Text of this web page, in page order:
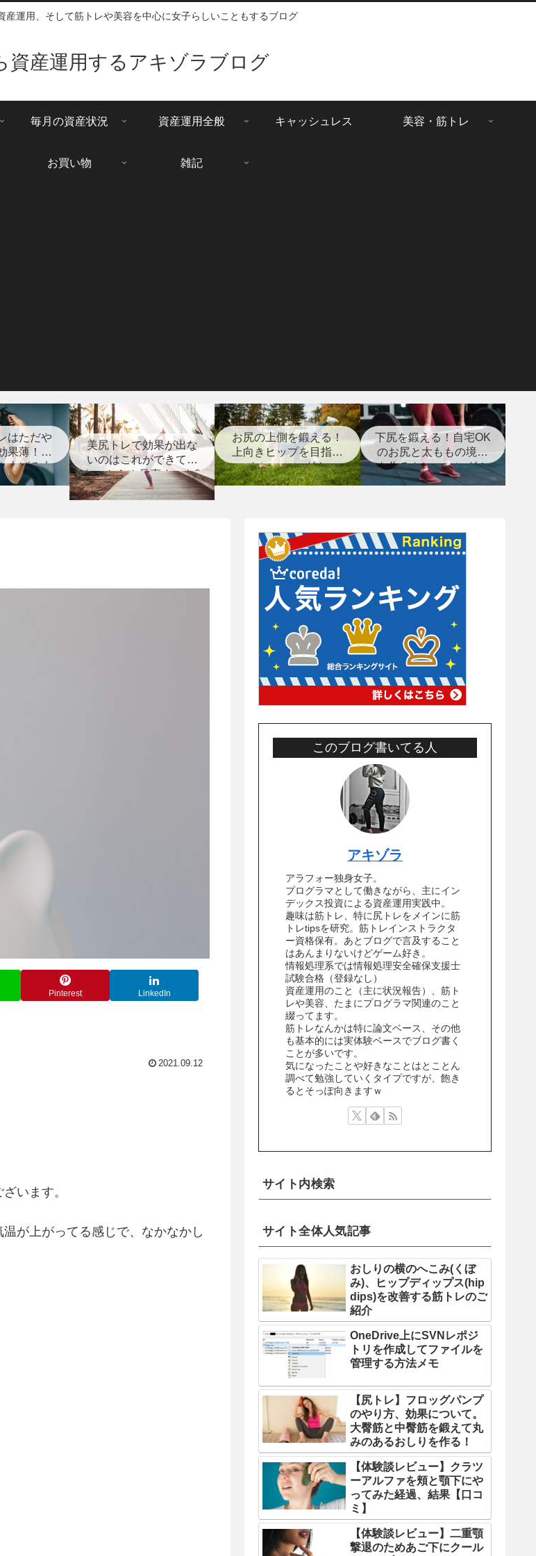
産運用、そして筋トレや美容を中心に女子らしいこともするブログ
資産運用するアキゾラブログ
毎月の資産状況 資産運用全般 キャッシュレス 美容・筋トレ
お買い物 雑記
はただや
果薄！筋
上げる大
は？
美尻トレで効果が出な
いのはこれができてい
ないから！見直すべき8
つのポイント【筋ト
レ】
お尻の上側を鍛える！
上向きヒップを目指す
トレーニング！
下尻を鍛える！自宅OK
のお尻と太ももの境目
を作るトレーニング！
Pinterest LinkedIn
2021.09.12
います。
が上がってる感じで、なかなかし
このブログ書いてる人
アキゾラ
アラフォー独身女子。
プログラマとして働きながら、主にイン
デックス投資による資産運用実践中。
趣味は筋トレ、特に尻トレをメインに筋
トレtipsを研究。筋トレインストラクタ
ー資格保有。あとブログで言及すること
はあんまりないけどゲーム好き。
情報処理系では情報処理安全確保支援士
試験合格（登録なし）
資産運用のこと（主に状況報告）、筋ト
レや美容、たまにプログラマ関連のこと
綴ってます。
筋トレなんかは特に論文ベース、その他
も基本的には実体験ベースでブログ書く
ことが多いです。
気になったことや好きなことはとことん
調べて勉強していくタイプですが、飽き
るとそっぽ向きますｗ
サイト内検索
サイト全体人気記事
おしりの横のへこみ(くぼ
み)、ヒップディップス(hip
dips)を改善する筋トレのご
紹介
OneDrive上にSVNレポジ
トリを作成してファイルを
管理する方法メモ
【尻トレ】フロッグパンプ
のやり方、効果について。
大臀筋と中臀筋を鍛えて丸
みのあるおしりを作る！
【体験談レビュー】クラツ
ーアルファを頬と顎下にや
ってみた経過、結果【口コ
ミ】
【体験談レビュー】二重顎
撃退のためあご下にクール